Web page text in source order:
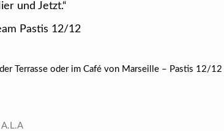
und Jetzt.“
Pastis 12/12
Terrasse oder im Café von Marseille – Pastis 12/